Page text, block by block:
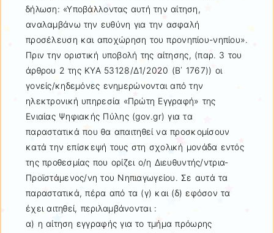
δήλωση: «Υποβάλλοντας αυτή την αίτηση,
αναλαμβάνω την ευθύνη για την ασφαλή
προσέλευση και αποχώρηση του προνηπίου-νηπίου».
Πριν την οριστική υποβολή της αίτησης, (παρ. 3 του
άρθρου 2 της ΚΥΑ 53128/Δ1/2020 (Β΄ 1767)) οι
γονείς/κηδεμόνες ενημερώνονται από την
ηλεκτρονική υπηρεσία «Πρώτη Εγγραφή» της
Ενιαίας Ψηφιακής Πύλης (gov.gr) για τα
παραστατικά που θα απαιτηθεί να προσκομίσουν
κατά την επίσκεψή τους στη σχολική μονάδα εντός
της προθεσμίας που ορίζει ο/η Διευθυντής/ντρια-
Προϊστάμενος/νη του Νηπιαγωγείου. Σε αυτά τα
παραστατικά, πέρα από τα (γ) και (δ) εφόσον τα
έχει αιτηθεί, περιλαμβάνονται :
α) η αίτηση εγγραφής για το τμήμα πρόωρης